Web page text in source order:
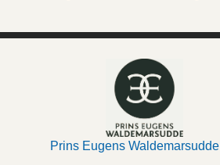
Prins Eugens Waldemarsudde